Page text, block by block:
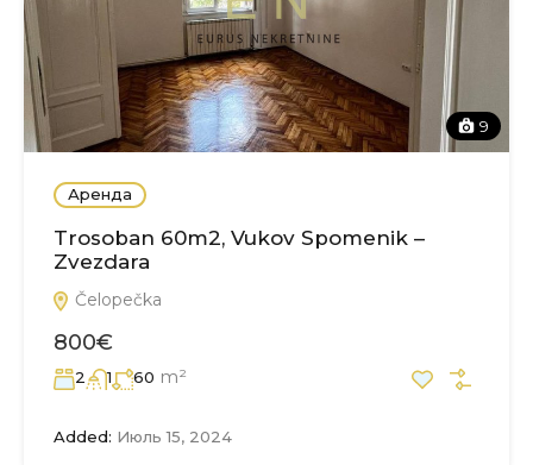
9
Аренда
Trosoban 60m2, Vukov Spomenik –
Zvezdara
Čelopečka
800€
2 1 60 m²
Added: Июль 15, 2024